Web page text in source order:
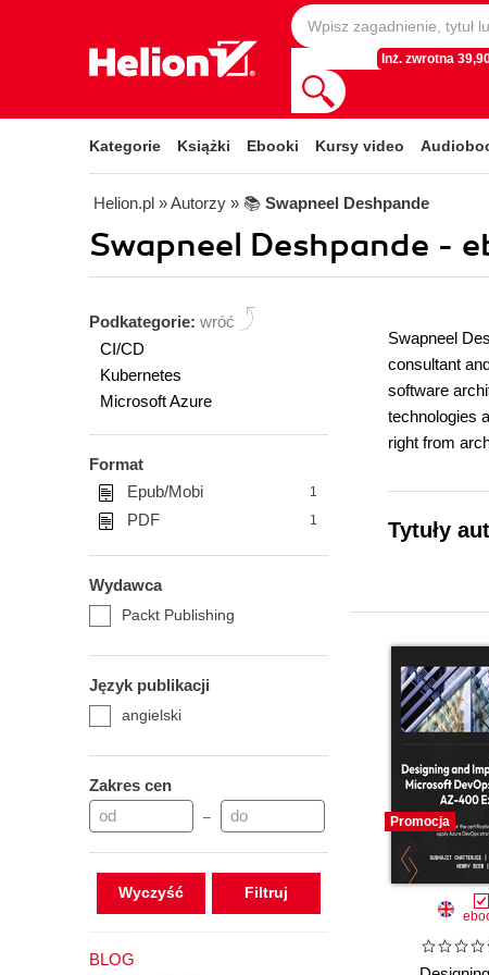
Inż. zwrotna
Kategorie Książki Ebooki Kursy video
Helion.pl » Autorzy » 📚 Swapneel Deshpande
Swapneel Deshpande -
Podkategorie: wróć
CI/CD
Kubernetes
Microsoft Azure
Format
Epub/Mobi
1
PDF 1
Wydawca
Packt Publishing
Język publikacji
angielski
Zakres cen
–
Wyczyść
BLOG
Swapneel
consultant
software
technologies
right from
Tytuły
Promocja